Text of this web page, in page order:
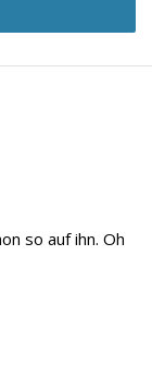
so auf ihn. Oh